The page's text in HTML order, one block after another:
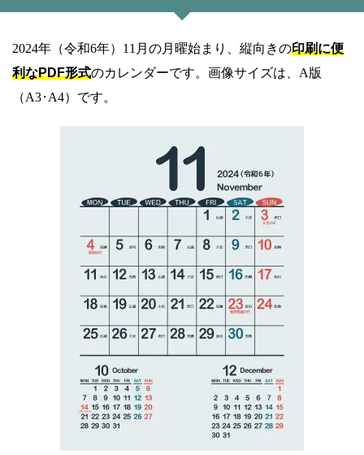
2024年（令和6年）11月の月曜始まり、縦向きの印刷に便
利なPDF形式のカレンダーです。画像サイズは、A版
（A3･A4）です。